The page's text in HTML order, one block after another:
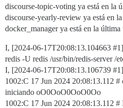
discourse-topic-voting ya está en la
discourse-yearly-review ya está en
docker_manager ya está en la
I, [2024-06-17T20:08:13.104663 #1
redis -U redis /usr/bin/redis-server /
I, [2024-06-17T20:08:13.106739 #1
1002:C 17 Jun 2024 20:08:13.112
iniciando oO0OoO0OoO0Oo
1002:C 17 Jun 2024 20:08:13.112